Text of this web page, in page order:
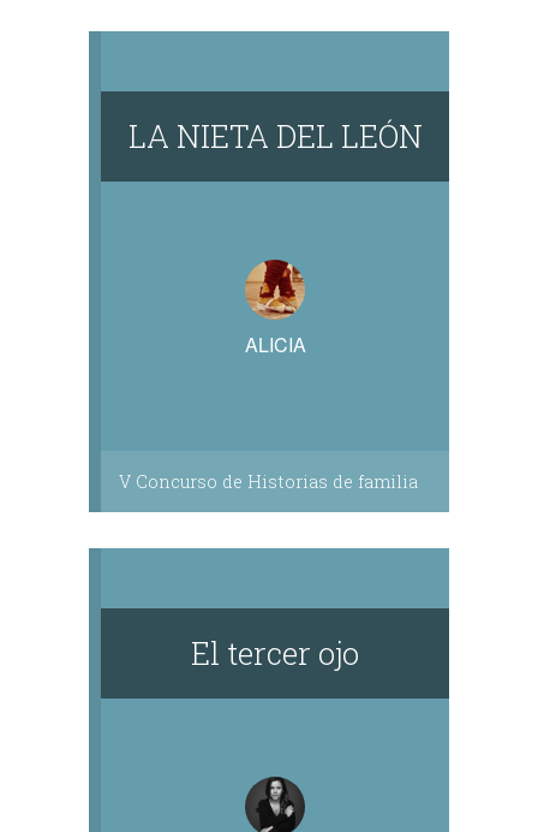
LA NIETA DEL LEÓN
ALICIA
V Concurso de Historias de familia
El tercer ojo